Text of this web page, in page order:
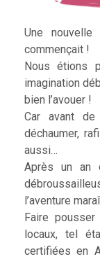
Une
commençait !
Nous étions
imagination
bien l’avouer !
Car avant de
déchaumer,
aussi…
Après un an
l’aventure
Faire
locaux, tel
certifiées en